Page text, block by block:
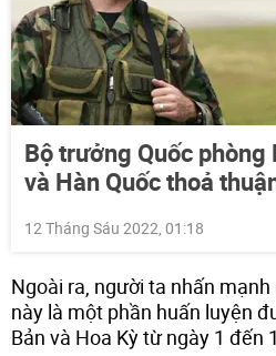
Bộ trưởng Quốc phòng
và Hàn Quốc thoả
12 Tháng Sáu 2022, 01:18
Ngoài ra, người ta nhấn
này là một phần huấn luyện
Bản và Hoa Kỳ từ ngày 1 đến